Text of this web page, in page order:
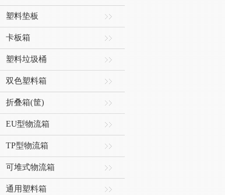
塑料垫板
卡板箱
塑料垃圾桶
双色塑料箱
折叠箱(筐)
EU型物流箱
TP型物流箱
可堆式物流箱
通用塑料箱